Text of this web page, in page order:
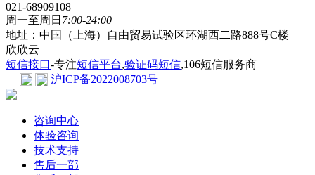
021-68909108
周一至周日 7:00-24:00
地址：中国（上海）自由贸易试验区环湖西二路888号C楼
欣欣云
短信接口-专注短信平台,验证码短信,106短信服务商
沪ICP备2022008703号
咨询中心
体验咨询
技术支持
售后一部